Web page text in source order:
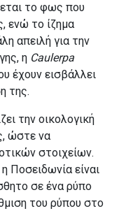
το φως που
ενώ το ίζημα
απειλή για την
η Caulerpa
έχουν εισβάλλει
της.
την οικολογική
ώστε να
στοιχείων.
Ποσειδωνία είναι
σε ένα ρύπο
του ρύπου στο